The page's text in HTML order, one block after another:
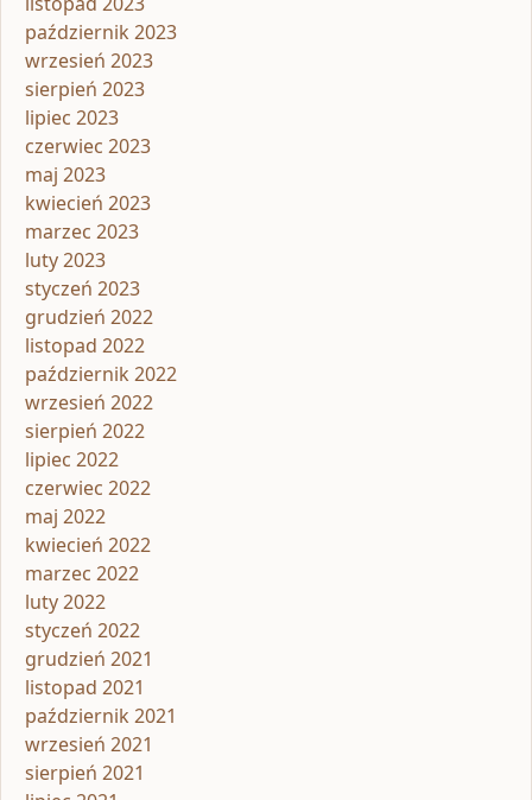
październik 2023
wrzesień 2023
sierpień 2023
lipiec 2023
czerwiec 2023
maj 2023
kwiecień 2023
marzec 2023
luty 2023
styczeń 2023
grudzień 2022
listopad 2022
październik 2022
wrzesień 2022
sierpień 2022
lipiec 2022
czerwiec 2022
maj 2022
kwiecień 2022
marzec 2022
luty 2022
styczeń 2022
grudzień 2021
listopad 2021
październik 2021
wrzesień 2021
sierpień 2021